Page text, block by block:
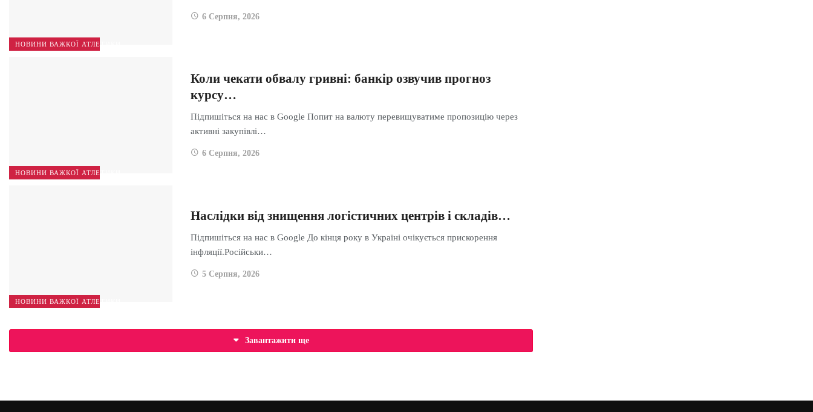
НОВИНИ ВАЖКОЇ АТЛЕТИКИ
6 Серпня, 2026
НОВИНИ ВАЖКОЇ АТЛЕТИКИ
Коли чекати обвалу гривні: банкір озвучив прогноз
курсу…
Підпишіться на нас в Google Попит на валюту перевищуватиме пропозицію через
активні закупівлі…
6 Серпня, 2026
НОВИНИ ВАЖКОЇ АТЛЕТИКИ
Наслідки від знищення логістичних центрів і складів…
Підпишіться на нас в Google До кінця року в Україні очікується прискорення
інфляції.Російськи…
5 Серпня, 2026
Завантажити ще